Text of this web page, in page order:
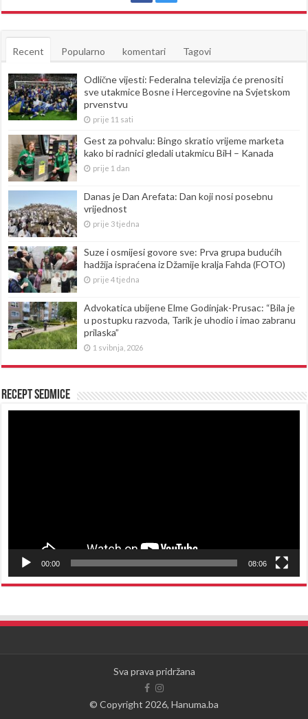
Recent Popularno komentari Tagovi
Odlične vijesti: Federalna televizija će prenositi
sve utakmice Bosne i Hercegovine na Svjetskom
prvenstvu
prije 11 sati
Gest za pohvalu: Bingo skratio vrijeme marketa
kako bi radnici gledali utakmicu BiH – Kanada
prije 1 dan
Danas je Dan Arefata: Dan koji nosi posebnu
vrijednost
prije 3 tjedna
Suze i osmijesi govore sve: Prva grupa budućih
hadžija ispraćena iz Džamije kralja Fahda (FOTO)
prije 4 tjedna
Advokatica ubijene Elme Godinjak-Prusac: “Bila je
u postupku razvoda, Tarik je uhodio i imao zabranu
prilaska”
1 svibnja, 2026
Recept sedmice
00:00 08:06
Sva prava pridržana
© Copyright 2026, Hanuma.ba